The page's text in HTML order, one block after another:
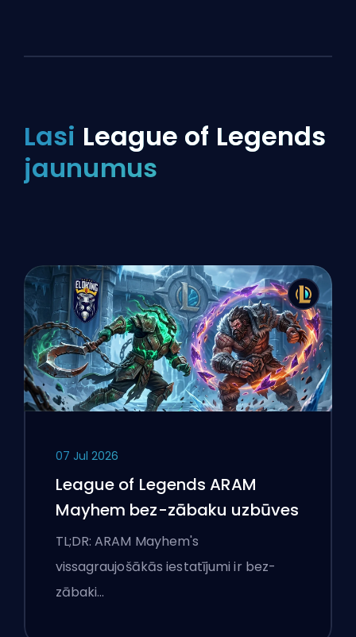
Lasi League of Legends
jaunumus
07 Jul 2026
League of Legends ARAM
Mayhem bez-zābaku uzbūves
TL;DR: ARAM Mayhem's
vissagraujošākās iestatījumi ir bez-
zābaki…